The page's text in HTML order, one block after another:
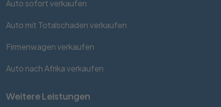
Auto sofort verkaufen
Auto mit Totalschaden verkaufen
Firmenwagen verkaufen
Auto nach Afrika verkaufen
Weitere Leistungen